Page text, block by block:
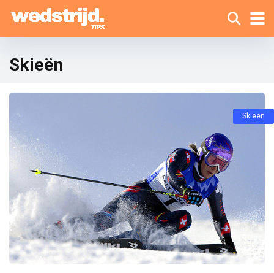
Skieën
Skieën